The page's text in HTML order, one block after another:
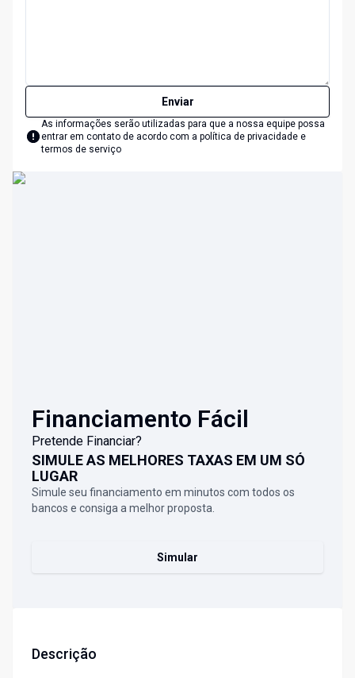
Enviar
As informações serão utilizadas para que a nossa equipe possa
entrar em contato de acordo com a política de privacidade e
termos de serviço
Financiamento Fácil
Pretende Financiar?
SIMULE AS MELHORES TAXAS EM UM SÓ
LUGAR
Simule seu financiamento em minutos com todos os
bancos e consiga a melhor proposta.
Simular
Descrição